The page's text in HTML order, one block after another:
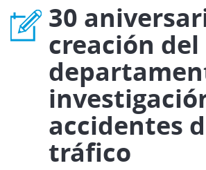
30
creación del
accidentes
tráfico